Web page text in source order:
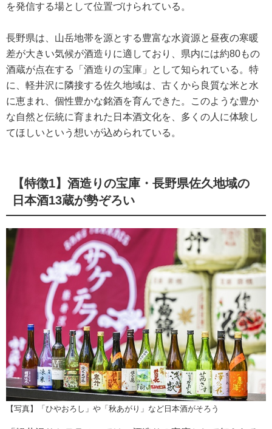
を発信する場として位置づけられている。
長野県は、山岳地帯を源とする豊富な水資源と昼夜の寒暖
差が大きい気候が酒造りに適しており、県内には約80もの
酒蔵が点在する「酒造りの宝庫」として知られている。特
に、軽井沢に隣接する佐久地域は、古くから良質な米と水
に恵まれ、個性豊かな銘酒を育んできた。このような豊か
な自然と伝統に育まれた日本酒文化を、多くの人に体験し
てほしいという想いが込められている。
【特徴1】酒造りの宝庫・長野県佐久地域の
日本酒13蔵が勢ぞろい
【写真】「ひやおろし」や「秋あがり」など日本酒がそろう